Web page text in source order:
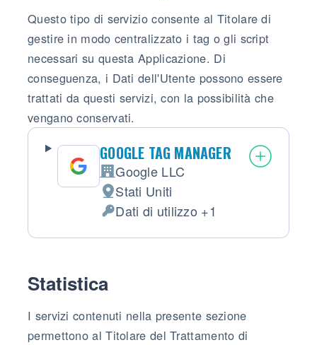
Questo tipo di servizio consente al Titolare di
gestire in modo centralizzato i tag o gli script
necessari su questa Applicazione. Di
conseguenza, i Dati dell'Utente possono essere
trattati da questi servizi, con la possibilità che
vengano conservati.
GOOGLE TAG MANAGER
Azienda:
Google LLC
Luogo del trattamento:
Stati Uniti
Dati Personali trattati:
Dati di utilizzo +1
Statistica
I servizi contenuti nella presente sezione
permettono al Titolare del Trattamento di